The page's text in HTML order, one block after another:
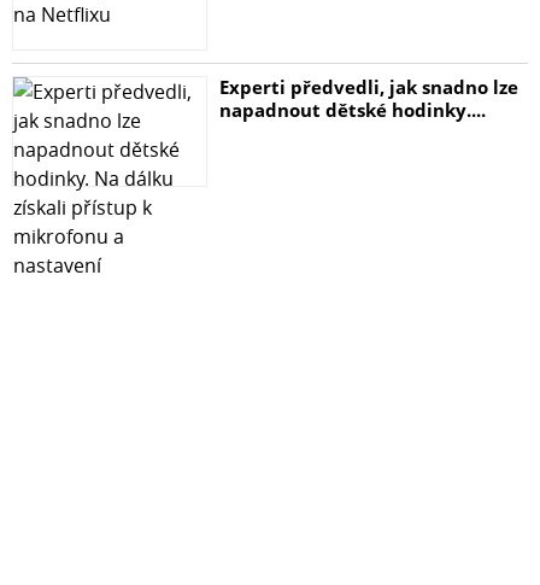
Experti předvedli, jak snadno lze
napadnout dětské hodinky....